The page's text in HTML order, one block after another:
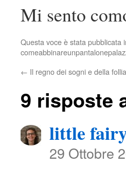
Mi sento
Questa voce è stata pubblicata
← Il regno dei sogni e della follia
9 risposte
little
29 Ottobre